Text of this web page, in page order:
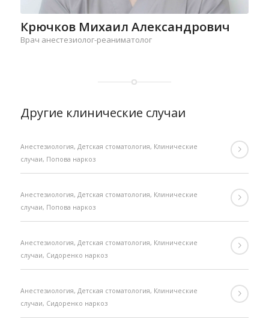
Крючков Михаил Александрович
Врач анестезиолог-реаниматолог
Другие клинические случаи
Анестезиология, Детская стоматология, Клинические
случаи, Попова наркоз
Анестезиология, Детская стоматология, Клинические
случаи, Попова наркоз
Анестезиология, Детская стоматология, Клинические
случаи, Сидоренко наркоз
Анестезиология, Детская стоматология, Клинические
случаи, Сидоренко наркоз